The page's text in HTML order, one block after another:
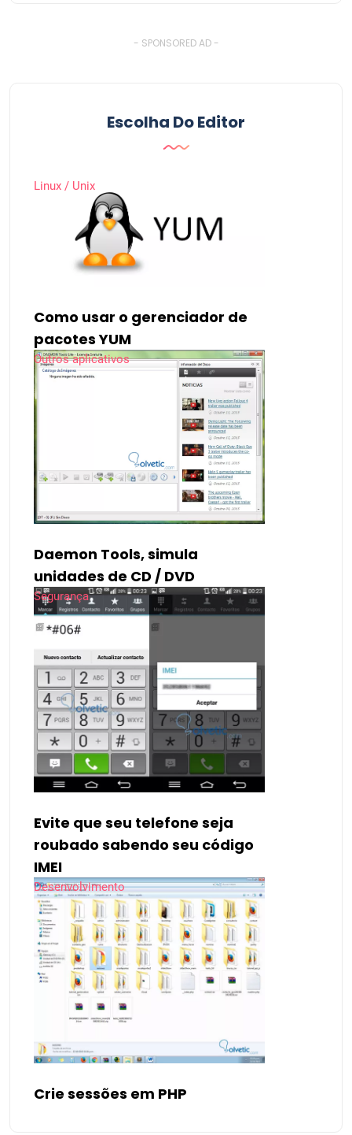
- SPONSORED AD -
Escolha Do Editor
Linux / Unix
Como usar o gerenciador de
pacotes YUM
Outros aplicativos
Daemon Tools, simula
unidades de CD / DVD
Segurança
Evite que seu telefone seja
roubado sabendo seu código
IMEI
Desenvolvimento
Crie sessões em PHP